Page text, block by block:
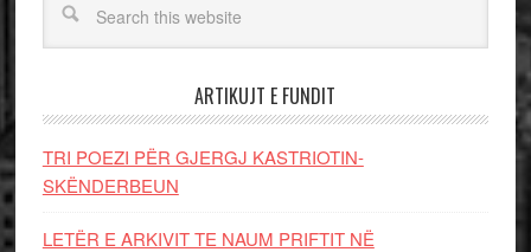
ARTIKUJT E FUNDIT
TRI POEZI PËR GJERGJ KASTRIOTIN-
SKËNDERBEUN
LETËR E ARKIVIT TE NAUM PRIFTIT NË